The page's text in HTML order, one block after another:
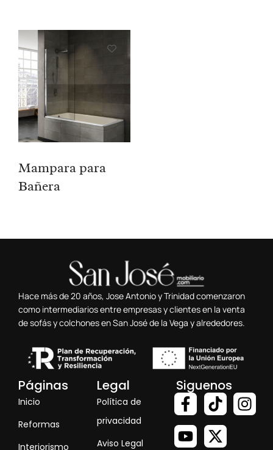
Mampara para
Bañera
Hace más de 20 años, Jose Antonio y Trinidad comenzaron
como intermediarios entre empresas y clientes en la venta
de sofás y colchones en San José de la Vega y alrededores.
Páginas
Inicio
Reformas
Interiorismo
Legal
Política de
privacidad
Aviso Legal
Siguenos